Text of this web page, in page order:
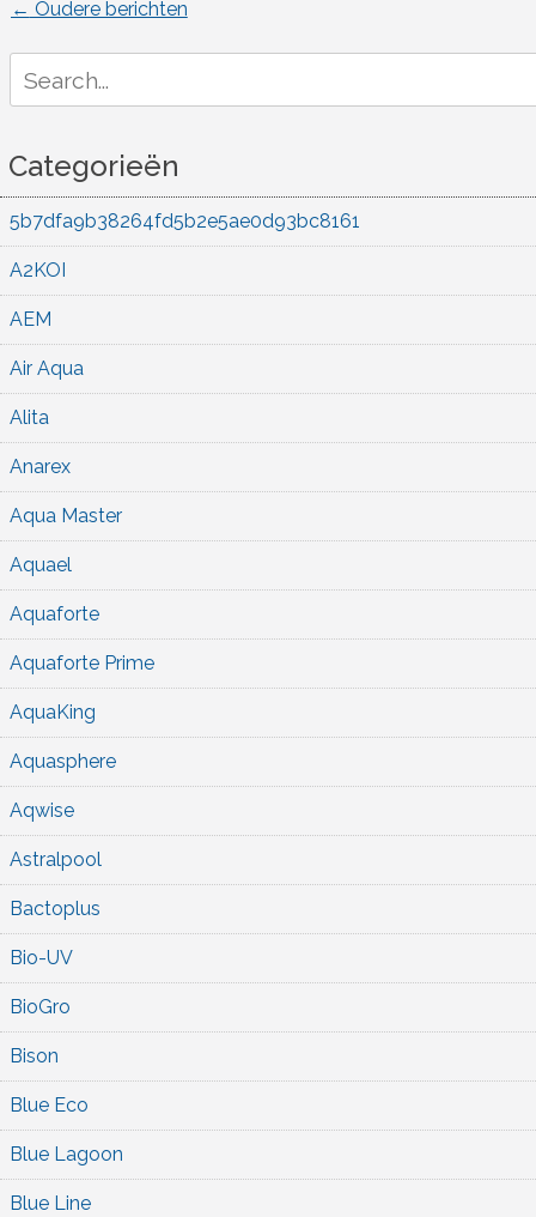
Berichtnavigatie
← Oudere berichten
for:
Categorieën
5b7dfa9b38264fd5b2e5ae0d93bc8161
A2KOI
AEM
Air Aqua
Alita
Anarex
Aqua Master
Aquael
Aquaforte
Aquaforte Prime
AquaKing
Aquasphere
Aqwise
Astralpool
Bactoplus
Bio-UV
BioGro
Bison
Blue Eco
Blue Lagoon
Blue Line